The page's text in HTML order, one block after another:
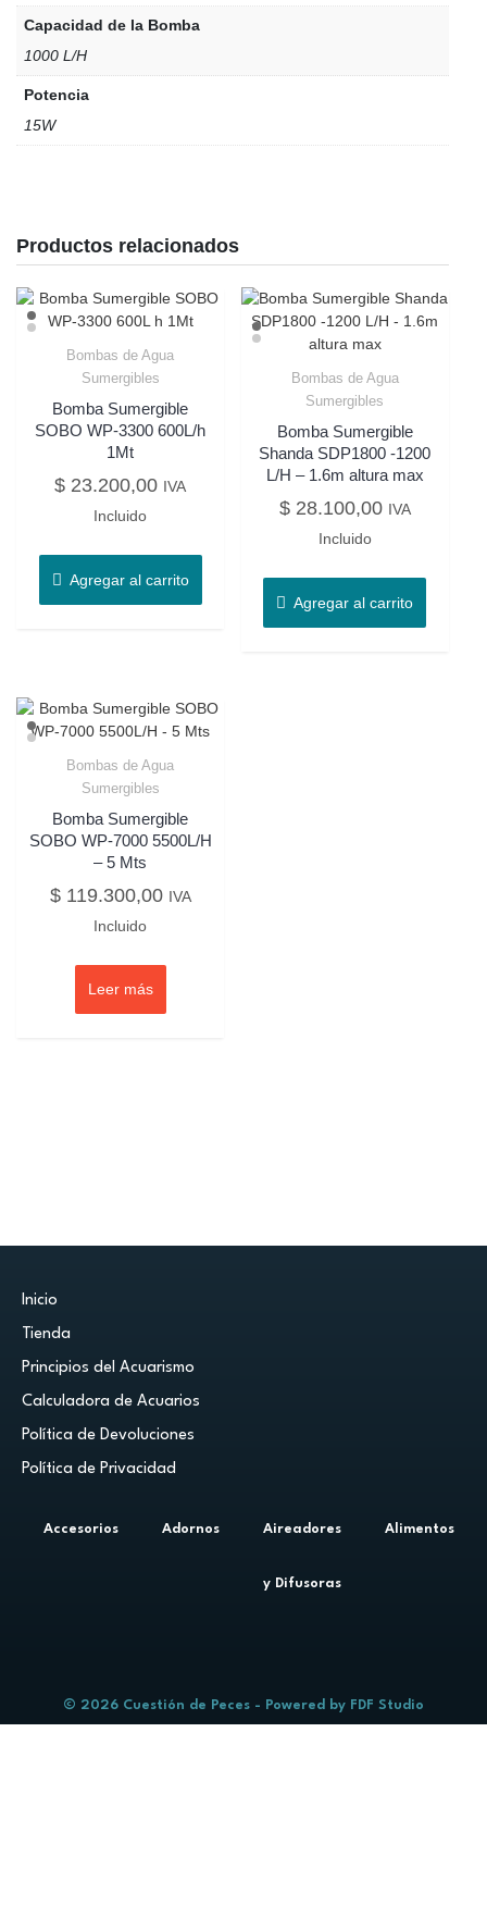
Capacidad de la Bomba
1000 L/H
Potencia
15W
Productos relacionados
Bombas de Agua
Sumergibles
Bomba Sumergible
SOBO WP-3300 600L/h
1Mt
$ 23.200,00 IVA
Incluido
Agregar al carrito
Bombas de Agua
Sumergibles
Bomba Sumergible
Shanda SDP1800 -1200
L/H – 1.6m altura max
$28.100,00 IVA
Incluido
Agregar al carrito
Bombas de Agua
Sumergibles
Bomba Sumergible
SOBO WP-7000 5500L/H
– 5 Mts
$119.300,00 IVA
Incluido
Leer más
Inicio
Tienda
Principios del Acuarismo
Calculadora de Acuarios
Política de Devoluciones
Política de Privacidad
Accesorios Adornos Aireadores
y Difusoras
Alimentos
© 2026 Cuestión de Peces - Powered by FDF Studio